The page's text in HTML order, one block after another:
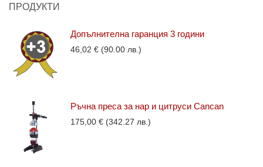
ПРОДУКТИ
Допълнителна гаранция 3 години
46,02 € (90.00 лв.)
Ръчна преса за нар и цитруси Cancan
175,00 € (342.27 лв.)